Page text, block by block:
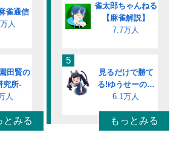
雀通信
人
田賢の
究所-
人
とみる
雀太郎ちゃんねる
【麻雀解説】
7.7万人
5
見るだけで勝て
る!ゆうせーの麻
雀講義チャンネル
6.1万人
もっとみる